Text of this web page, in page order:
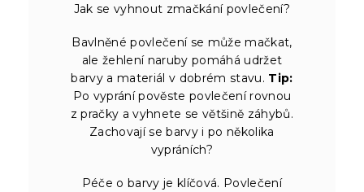
Jak se vyhnout zmačkání povlečení?
Bavlněné povlečení se může mačkat,
ale žehlení naruby pomáhá udržet
barvy a materiál v dobrém stavu. Tip:
Po vyprání pověste povlečení rovnou
z pračky a vyhnete se většině záhybů.
Zachovají se barvy i po několika
vypráních?
Péče o barvy je klíčová. Povlečení